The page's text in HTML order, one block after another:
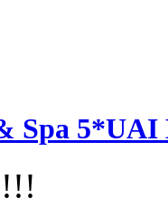
Spa 5*UAI